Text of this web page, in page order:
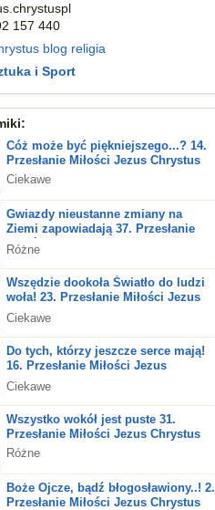
157 440
blog religia
i Sport
Cóż może być piękniejszego...? 14.
Przesłanie Miłości Jezus Chrystus
Ciekawe
Gwiazdy nieustanne zmiany na
Ziemi zapowiadają 37. Przesłanie
Miłości Jezus Chrystus
Różne
Wszędzie dookoła Światło do ludzi
woła! 23. Przesłanie Miłości Jezus
Chrystus
Ciekawe
Do tych, którzy jeszcze serce mają!
16. Przesłanie Miłości Jezus
Chrystus
Ciekawe
Wszystko wokół jest puste 31.
Przesłanie Miłości Jezus Chrystus
Różne
Boże Ojcze, bądź błogosławiony..! 2.
Przesłanie Miłości Jezus Chrystus